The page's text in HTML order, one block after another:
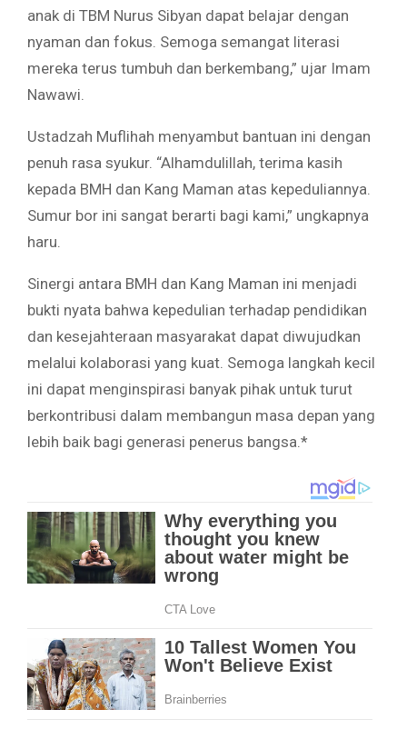
anak di TBM Nurus Sibyan dapat belajar dengan
nyaman dan fokus. Semoga semangat literasi
mereka terus tumbuh dan berkembang,” ujar Imam
Nawawi.
Ustadzah Muflihah menyambut bantuan ini dengan
penuh rasa syukur. “Alhamdulillah, terima kasih
kepada BMH dan Kang Maman atas kepeduliannya.
Sumur bor ini sangat berarti bagi kami,” ungkapnya
haru.
Sinergi antara BMH dan Kang Maman ini menjadi
bukti nyata bahwa kepedulian terhadap pendidikan
dan kesejahteraan masyarakat dapat diwujudkan
melalui kolaborasi yang kuat. Semoga langkah kecil
ini dapat menginspirasi banyak pihak untuk turut
berkontribusi dalam membangun masa depan yang
lebih baik bagi generasi penerus bangsa.*